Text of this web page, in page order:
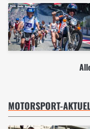
MOTORSPORT-